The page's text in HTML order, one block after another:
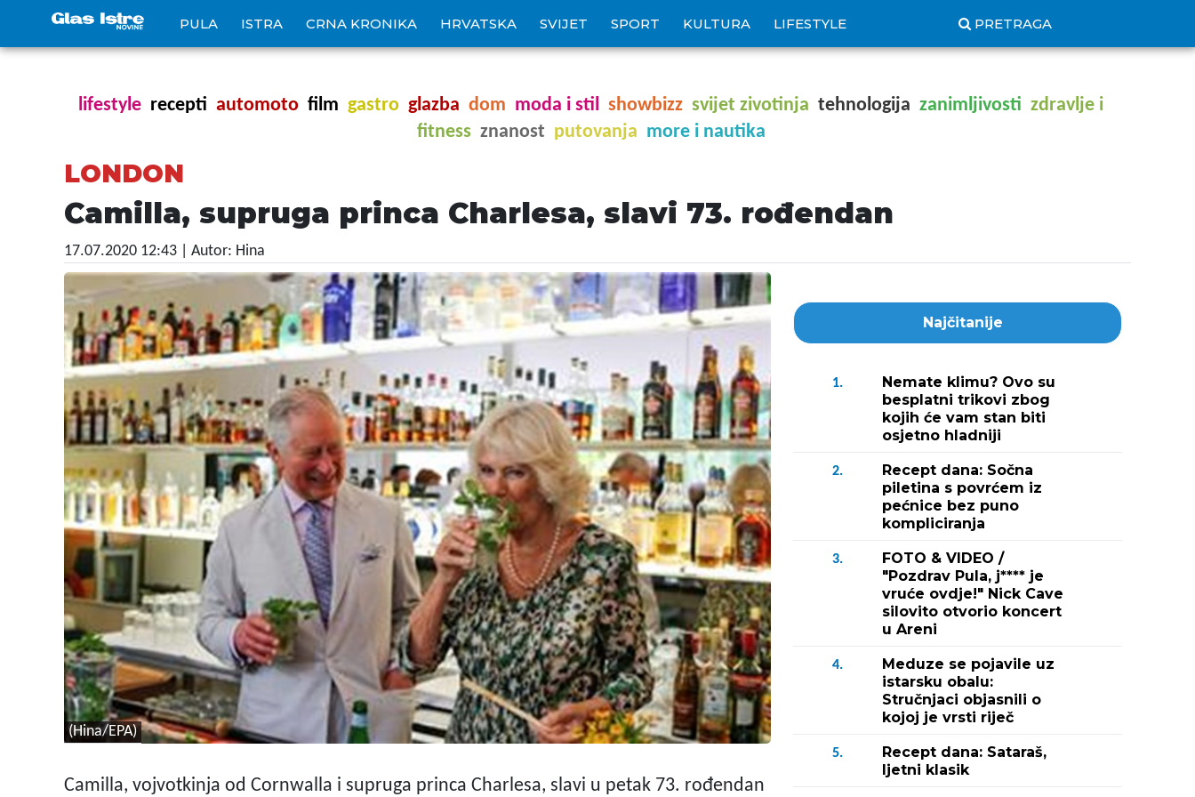
PULA ISTRA CRNA KRONIKA HRVATSKA SVIJET SPORT KULTURA LIFESTYLE PRETRAGA
lifestyle recepti automoto film gastro glazba dom moda i stil showbizz svijet zivotinja tehnologija zanimljivosti zdravlje i
fitness znanost putovanja more i nautika
LONDON
Camilla, supruga princa Charlesa, slavi 73. rođendan
17.07.2020 12:43 | Autor: Hina
(Hina/EPA)
Camilla, vojvotkinja od Cornwalla i supruga princa Charlesa, slavi u petak 73. rođendan
Najčitanije
1.
Nemate klimu? Ovo su
besplatni trikovi zbog
kojih će vam stan biti
osjetno hladniji
2.
Recept dana: Sočna
piletina s povrćem iz
pećnice bez puno
kompliciranja
3.
FOTO & VIDEO /
"Pozdrav Pula, j**** je
vruće ovdje!" Nick Cave
silovito otvorio koncert
u Areni
4.
Meduze se pojavile uz
istarsku obalu:
Stručnjaci objasnili o
kojoj je vrsti riječ
5.
Recept dana: Sataraš,
ljetni klasik